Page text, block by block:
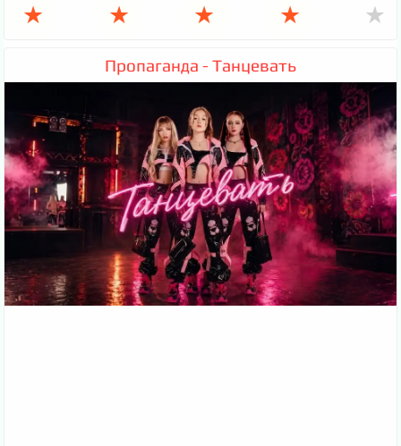
★ ★ ★ ★ ★
Пропаганда - Танцевать